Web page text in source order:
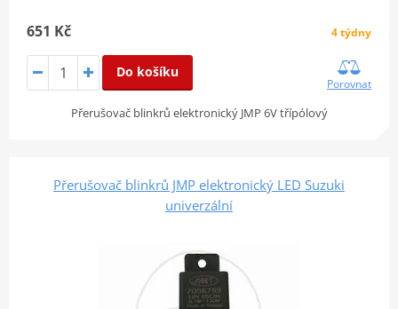
651 Kč 4 týdny
Do košíku
Porovnat
Přerušovač blinkrů elektronický JMP 6V třípólový
Přerušovač blinkrů JMP elektronický LED Suzuki
univerzální